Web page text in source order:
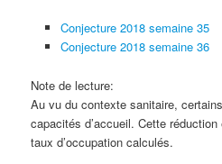
Conjecture 2018 semaine 35
Conjecture 2018 semaine 36
Note de lecture:
Au vu du contexte sanitaire,
capacités d’accueil. Cette
taux d’occupation calculés.